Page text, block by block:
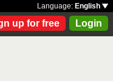
Language: English
up for free Login